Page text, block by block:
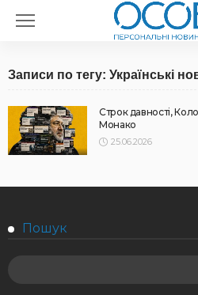
Записи по тегу: Українські
Строк давності,
Монако
25.06.2026
Пошук